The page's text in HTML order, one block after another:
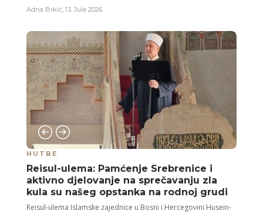
Adna Brkić 13. Jula 2026.
HUTBE
Reisul-ulema: Pamćenje Srebrenice i
aktivno djelovanje na sprečavanju zla
kula su našeg opstanka na rodnoj grudi
Reisul-ulema Islamske zajednice u Bosni i Hercegovini Husein-